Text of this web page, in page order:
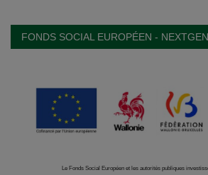
FONDS SOCIAL EUROPÉEN -
Le Fonds Social Européen et les autorités publiques